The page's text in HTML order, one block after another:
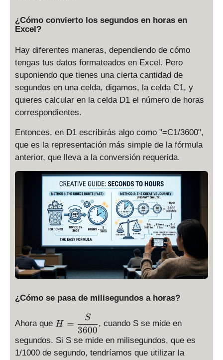
¿Cómo convierto los segundos en horas en
Excel?
Hay diferentes maneras, dependiendo de cómo
tengas tus datos formateados en Excel. Pero
suponiendo que tienes una cierta cantidad de
segundos en una celda, digamos, la celda C1, y
quieres calcular en la celda D1 el número de horas
correspondientes.
Entonces, en D1 escribirás algo como "=C1/3600",
que es la representación más simple de la fórmula
anterior, que lleva a la conversión requerida.
¿Cómo se pasa de milisegundos a horas?
Ahora que H
=
\
d
H =
3600
S
, cuando S se mide en
segundos. Si S se mide en milisegundos, que es
1/1000 de segundo, tendríamos que utilizar la